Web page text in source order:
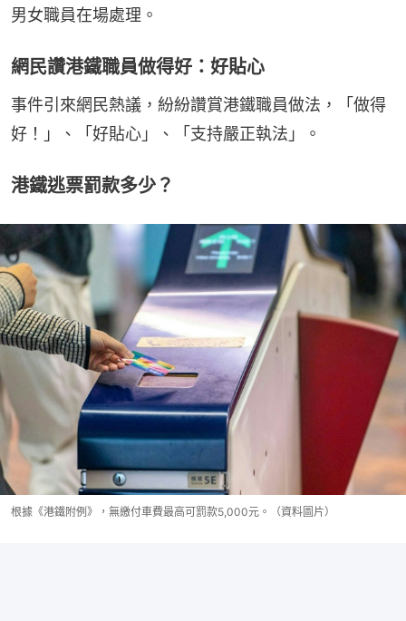
男女職員在場處理。
網民讚港鐵職員做得好：好貼心
事件引來網民熱議，紛紛讚賞港鐵職員做法，「做得
好！」、「好貼心」、「支持嚴正執法」。
港鐵逃票罰款多少？
根據《港鐵附例》，無繳付車費最高可罰款5,000元。（資料圖片）